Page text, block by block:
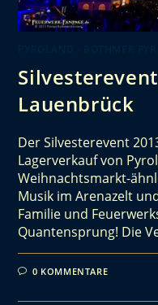
Lauenbrück
Der Silvesterevent
Lagerverkauf von
Weihnachtsmarkt-
Musik im Arenazelt
Familie und
Quantensprung! Die
0 KOMMENTARE